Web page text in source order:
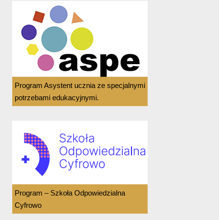
Program Asystent ucznia ze specjalnymi
potrzebami edukacyjnymi.
Program – Szkoła Odpowiedzialna
Cyfrowo